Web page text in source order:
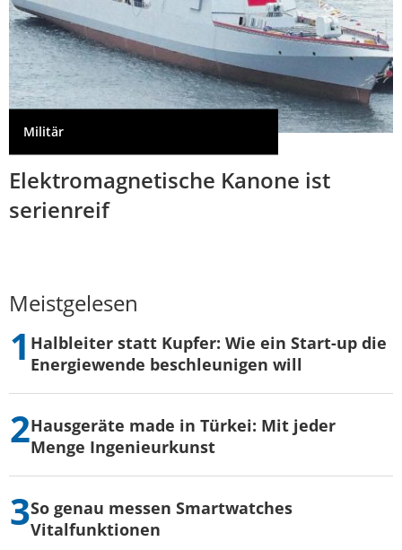
Militär
Elektromagnetische Kanone ist
serienreif
Meistgelesen
Halbleiter statt Kupfer: Wie ein Start-up die
Energiewende beschleunigen will
Hausgeräte made in Türkei: Mit jeder
Menge Ingenieurkunst
So genau messen Smartwatches
Vitalfunktionen